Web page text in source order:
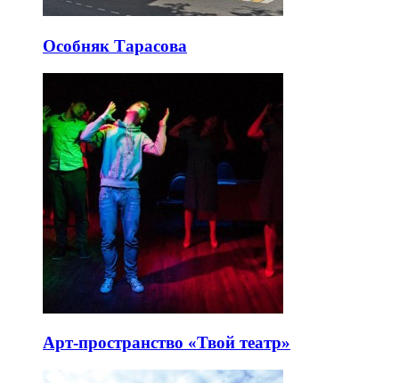
Особняк Тарасова
Арт-пространство «Твой театр»